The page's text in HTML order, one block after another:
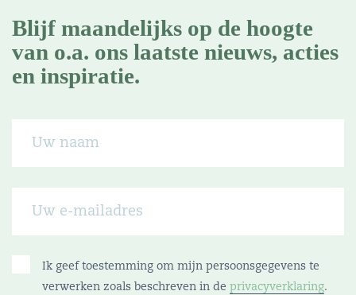
Blijf maandelijks op de hoogte
van o.a. ons laatste nieuws, acties
en inspiratie.
Ik geef toestemming om mijn persoonsgegevens te
verwerken zoals beschreven in de privacyverklaring.